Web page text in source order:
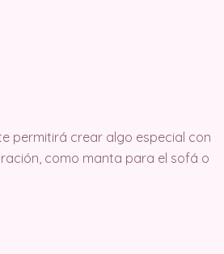
permitirá crear algo especial con
como manta para el sofá o